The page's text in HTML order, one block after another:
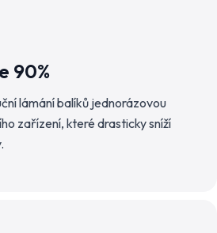
90%
lámání balíků jednorázovou
zařízení, které drasticky sníží